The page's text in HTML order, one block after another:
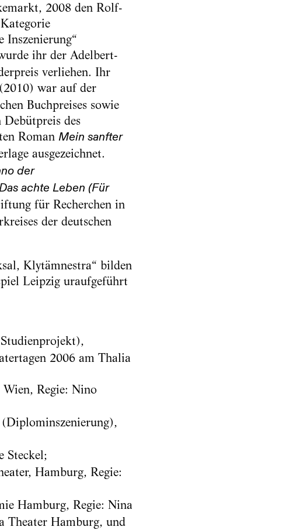
2008 den Rolf-
Inszenierung“
ihr der Adelbert-
verliehen. Ihr
(2010) war auf der
Buchpreises sowie
des
Roman Mein sanfter
ausgezeichnet.
der
achte Leben (Für
für Recherchen in
der deutschen
Klytämnestra“ bilden
Leipzig uraufgeführt
2006 am Thalia
Regie: Nino
Steckel;
Hamburg, Regie:
Hamburg, Regie: Nina
Theater Hamburg, und